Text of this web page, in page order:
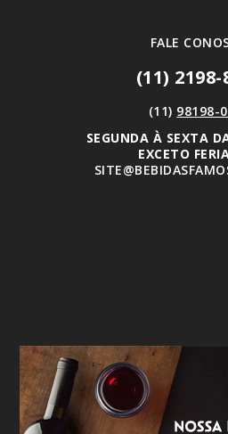
FALE
(11) 2198-
(11) 98198-
SEGUNDA À SEXTA
EXCETO